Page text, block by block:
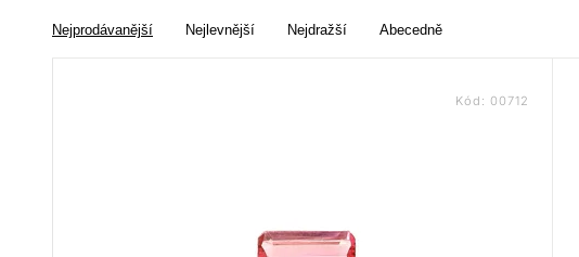
Nejprodávanější Nejlevnější Nejdražší Abecedně
Kód: 00712